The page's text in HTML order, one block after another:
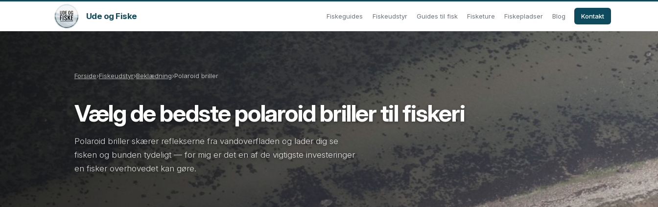
Ude og Fiske Fiskeguides Fiskeudstyr Guides til fisk Fisketure Fiskepladser Blog Kontakt
Forside›Fiskeudstyr›Beklædning›Polaroid briller
Vælg de bedste polaroid briller til fiskeri
Polaroid briller skærer reflekserne fra vandoverfladen og lader dig se
fisken og bunden tydeligt — for mig er det en af de vigtigste investeringer
en fisker overhovedet kan gøre.